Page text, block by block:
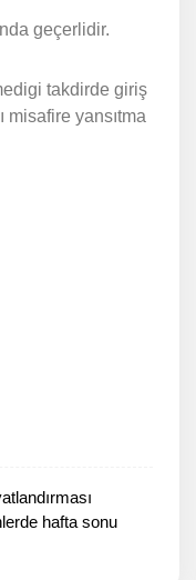
geçerlidir.
takdirde giriş
misafire yansıtma
hafta sonu